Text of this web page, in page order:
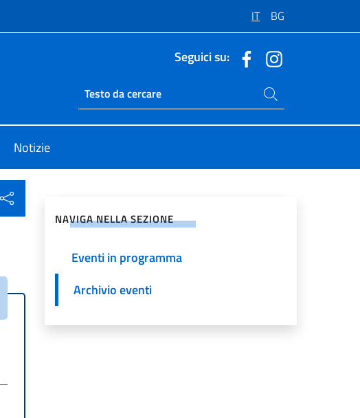
IT BG
Seguici su:
Ricerca sito live
Cerca nel sito
Notizie
NAVIGA NELLA SEZIONE
Eventi in programma
Archivio eventi